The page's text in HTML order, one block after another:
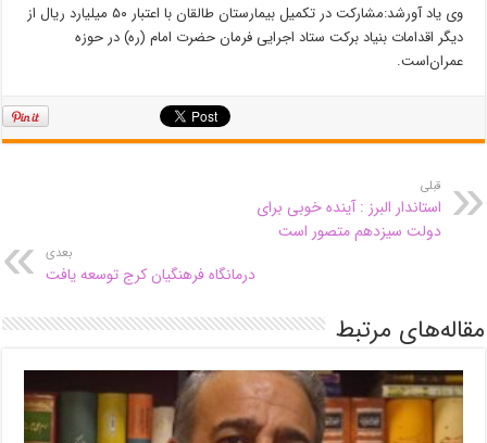
وی یاد آورشد:مشارکت در تکمیل بیمارستان طالقان با اعتبار ۵۰ میلیارد ریال از
دیگر اقدامات بنیاد برکت ستاد اجرایی فرمان حضرت امام (ره) در حوزه
عمران‌است.
قبلی
استاندار البرز : آینده خوبی برای
دولت سیزدهم متصور است
بعدی
درمانگاه فرهنگیان کرج توسعه یافت
مقاله‌های مرتبط